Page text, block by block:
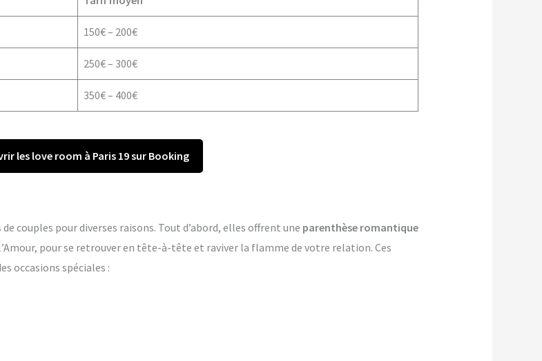
150€ – 200€
250€ – 300€
350€ – 400€
les love room à Paris 19 sur Booking
couples pour diverses raisons. Tout d’abord, elles offrent une parenthèse romantique
pour se retrouver en tête-à-tête et raviver la flamme de votre relation. Ces
occasions spéciales :